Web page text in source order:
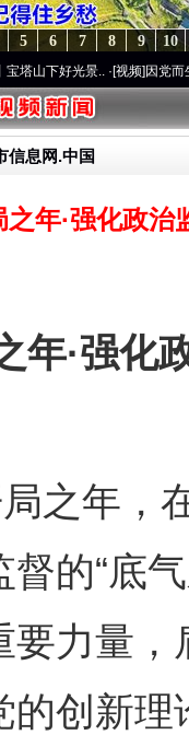
10
9
8
7
6
5
光景..·[视频]因党而生 为党而
信息网.中国
之年·强化政
·强化政
年，
的“底
要力量
的创新